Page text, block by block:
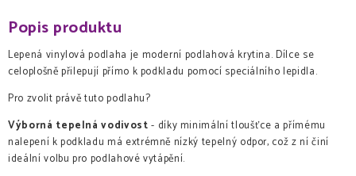
Popis produktu
Lepená vinylová podlaha je moderní podlahová krytina. Dílce se
celoplošně přilepují přímo k podkladu pomocí speciálního lepidla.
Pro zvolit právě tuto podlahu?
Výborná tepelná vodivost- díky minimální tloušťce a přímému
nalepení k podkladu má extrémně nízký tepelný odpor, což z ní činí
ideální volbu pro podlahové vytápění.